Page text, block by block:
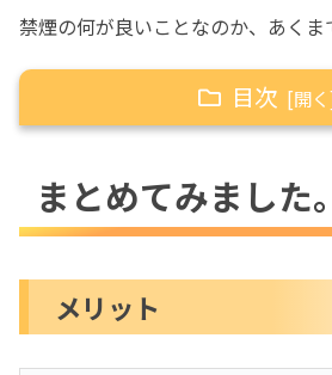
禁煙の何が良いことなのか、あく
目次
メリット
デメリット
まとめてみました。
メリット